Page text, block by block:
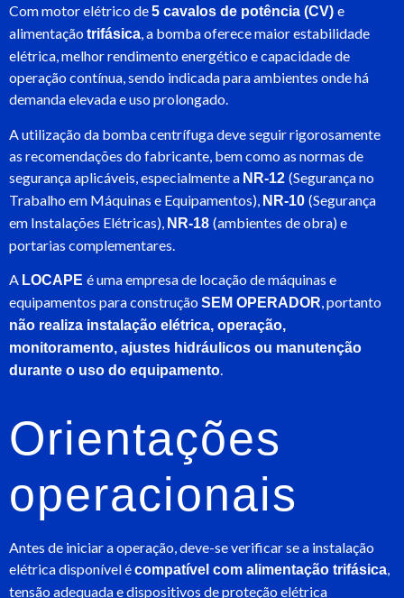
Com motor elétrico de5 cavalos de potência (CV) e
alimentaçãotrifásica, a bomba oferece maior estabilidade
elétrica, melhor rendimento energético e capacidade de
operação contínua, sendo indicada para ambientes onde há
demanda elevada e uso prolongado.
A utilização da bomba centrífuga deve seguir rigorosamente
as recomendações do fabricante, bem como as normas de
segurança aplicáveis, especialmente a NR-12 (Segurança no
Trabalho em Máquinas e Equipamentos), NR-10 (Segurança
em Instalações Elétricas), NR-18 (ambientes de obra) e
portarias complementares.
A LOCAPE é uma empresa de locação de máquinas e
equipamentos para construçãoSEM OPERADOR, portanto
não realiza instalação elétrica, operação,
monitoramento, ajustes hidráulicos ou manutenção
durante o uso do equipamento.
Orientações
operacionais
Antes de iniciar a operação, deve-se verificar se a instalação
elétrica disponível écompatível com alimentação trifásica,
tensão adequada e dispositivos de proteção elétrica